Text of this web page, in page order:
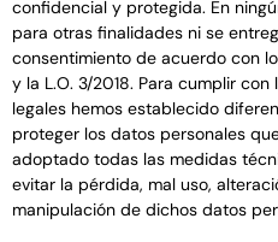
confidencial y protegida. En
para otras finalidades ni se
consentimiento de acuerdo con
y la L.O. 3/2018. Para cumplir
legales hemos establecido
proteger los datos personales
adoptado todas las medidas
evitar la pérdida, mal uso,
manipulación de dichos datos